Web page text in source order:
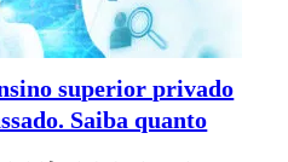
superior privado
Saiba quanto